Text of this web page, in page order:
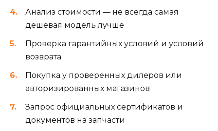
Анализ стоимости — не всегда самая
дешевая модель лучше
Проверка гарантийных условий и условий
возврата
Покупка у проверенных дилеров или
авторизированных магазинов
Запрос официальных сертификатов и
документов на запчасти